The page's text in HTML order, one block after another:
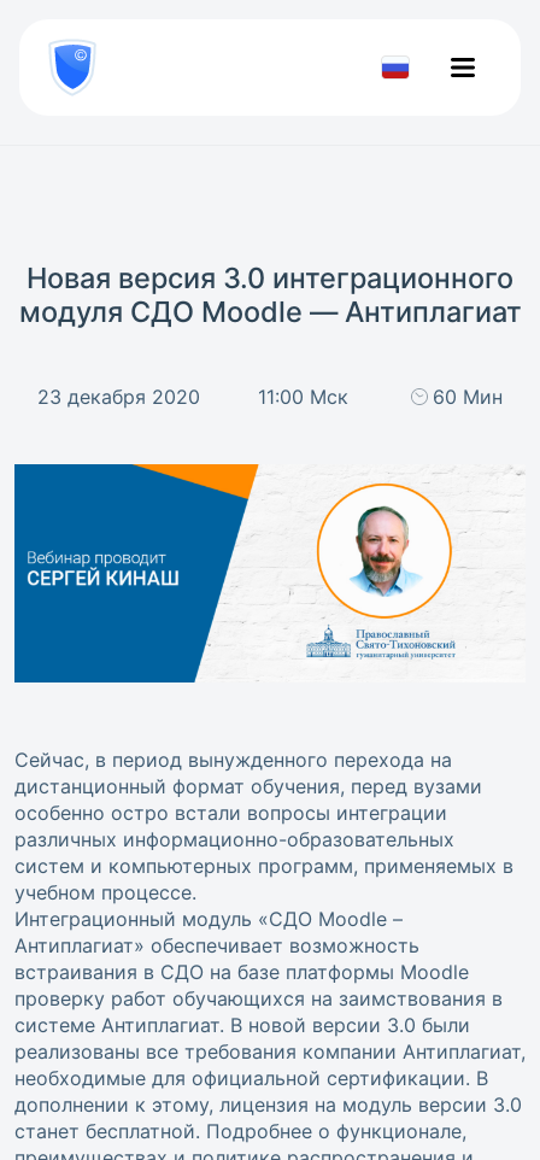
800
777-
81-Проверить
Новая версия 3.0 интеграционного
модуля СДО Moodle — Антиплагиат
23 декабря 2020 11:00 Мск 60 Мин
Сейчас, в период вынужденного перехода на
дистанционный формат обучения, перед вузами
особенно остро встали вопросы интеграции
различных информационно-образовательных
систем и компьютерных программ, применяемых в
учебном процессе.
Интеграционный модуль «СДО Moodle –
Антиплагиат» обеспечивает возможность
встраивания в СДО на базе платформы Moodle
проверку работ обучающихся на заимствования в
системе Антиплагиат. В новой версии 3.0 были
реализованы все требования компании Антиплагиат,
необходимые для официальной сертификации. В
дополнении к этому, лицензия на модуль версии 3.0
станет бесплатной. Подробнее о функционале,